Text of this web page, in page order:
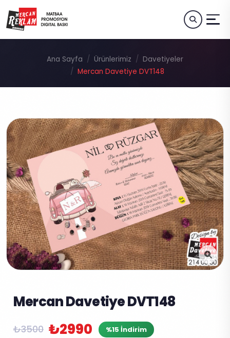
Ana Sayfa Ürünlerimiz
Davetiyeler
Mercan Davetiye DVT148
Mercan Davetiye DVT148
₺3500 ₺2990 %15 İndirim